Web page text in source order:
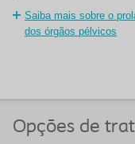
Saiba mais sobre o
dos órgãos pélvicos
Opções de